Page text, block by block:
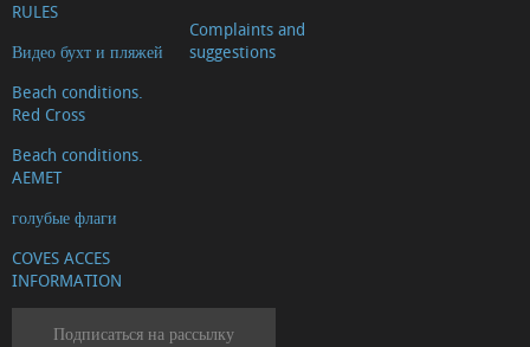
RULES
Видео бухт и пляжей
Beach conditions.
Red Cross
Beach conditions.
AEMET
голубые флаги
COVES ACCES
INFORMATION
Complaints and
suggestions
Подписаться на рассылку